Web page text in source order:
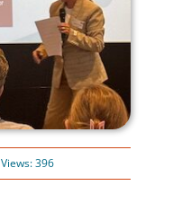
Views: 396